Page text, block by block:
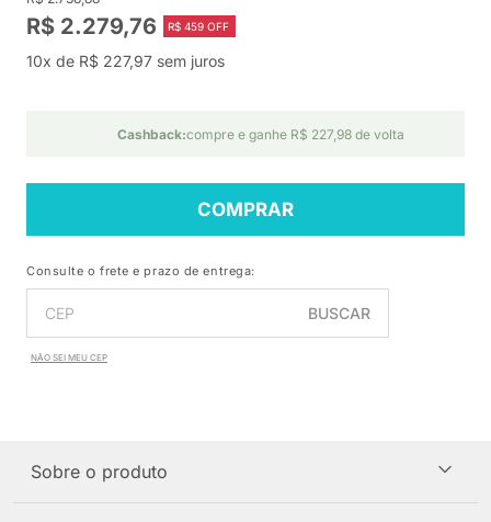
R$ 2.279,76 R$ 459 OFF
10x de R$ 227,97 sem juros
Cashback:compre e ganhe R$ 227,98 de volta
COMPRAR
Consulte o frete e prazo de entrega:
BUSCAR
NÃO SEI MEU CEP
Sobre o produto